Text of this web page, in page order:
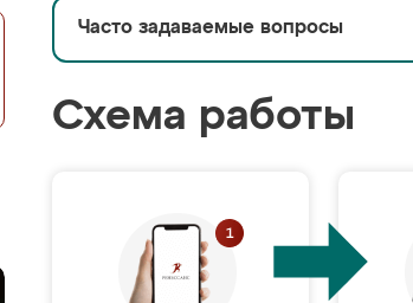
Часто задаваемые вопросы
Схема работы